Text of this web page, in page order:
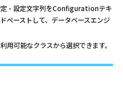
定 - 設定文字列をConfigurationテキ
ペーストして、データベースエンジ
用可能なクラスから選択できます。